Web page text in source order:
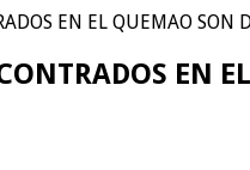
EN EL QUEMAO SON
EN